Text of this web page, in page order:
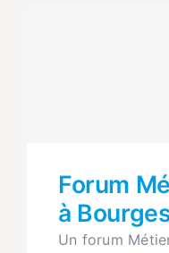
Forum
à
Un forum